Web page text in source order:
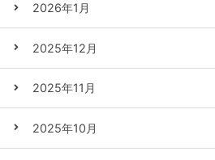
2026年1月
2025年12月
2025年11月
2025年10月